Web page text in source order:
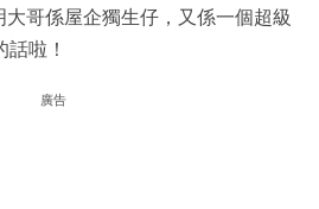
哥係屋企獨生仔，又係一個超級
啦！
廣告